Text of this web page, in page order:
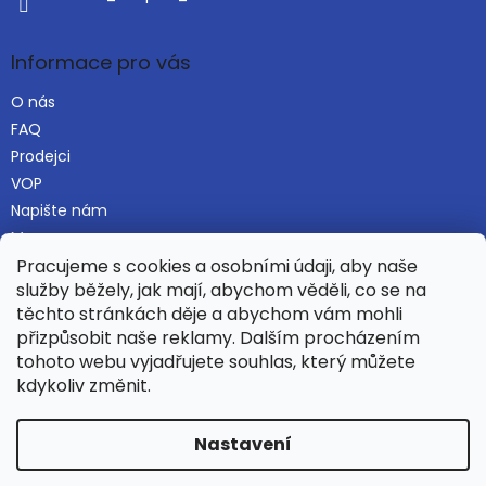
Pracujeme s cookies a osobními údaji, aby naše
služby běžely, jak mají, abychom věděli, co se na
těchto stránkách děje a abychom vám mohli
přizpůsobit naše reklamy. Dalším procházením
tohoto webu vyjadřujete souhlas, který můžete
kdykoliv změnit.
Nastavení
Informace pro vás
O nás
FAQ
Prodejci
VOP
Napište nám
Mapa serveru
Najdete nás i na Alza.cz
Vytvořil Shoptet